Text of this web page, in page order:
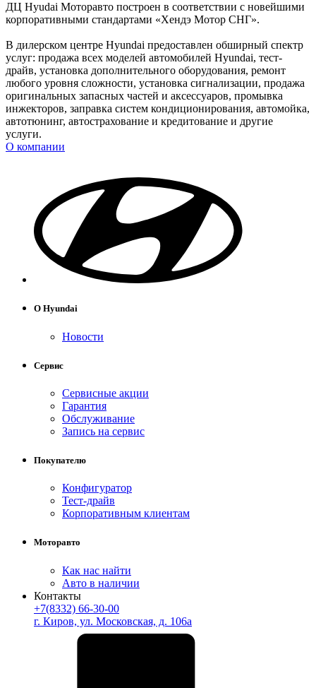
ДЦ Hyudai Моторавто построен в соответствии с новейшими
корпоративными стандартами «Хендэ Мотор СНГ».
В дилерском центре Hyundai предоставлен обширный спектр
услуг: продажа всех моделей автомобилей Hyundai, тест-
драйв, установка дополнительного оборудования, ремонт
любого уровня сложности, установка сигнализации, продажа
оригинальных запасных частей и аксессуаров, промывка
инжекторов, заправка систем кондиционирования, автомойка,
автотюнинг, автострахование и кредитование и другие
услуги.
О компании
О Hyundai
Новости
Сервис
Сервисные акции
Гарантия
Обслуживание
Запись на сервис
Покупателю
Конфигуратор
Тест-драйв
Корпоративным клиентам
Моторавто
Как нас найти
Авто в наличии
Контакты
+7(8332) 66-30-00
г. Киров, ул. Московская, д. 106а